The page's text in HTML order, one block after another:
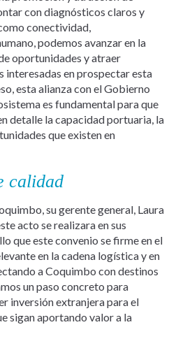
con diagnósticos claros y
conectividad,
podemos avanzar en la
oportunidades y atraer
interesadas en prospectar esta
esta alianza con el Gobierno
es fundamental para que
detalle la capacidad portuaria, la
que existen en
calidad
su gerente general, Laura
acto se realizara en sus
que este convenio se firme en el
en la cadena logística y en
a Coquimbo con destinos
un paso concreto para
inversión extranjera para el
sigan aportando valor a la